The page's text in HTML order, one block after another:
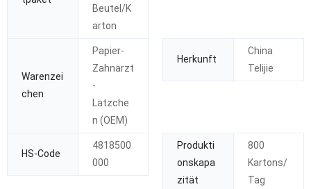
Beutel/K
arton
Warenzei
chen
Papier-
Zahnarzt
-
Lätzche
n (OEM)
Herkunft
China
Telijie
HS-Code
4818500
000
Produkti
onskapa
zität
800
Kartons/
Tag